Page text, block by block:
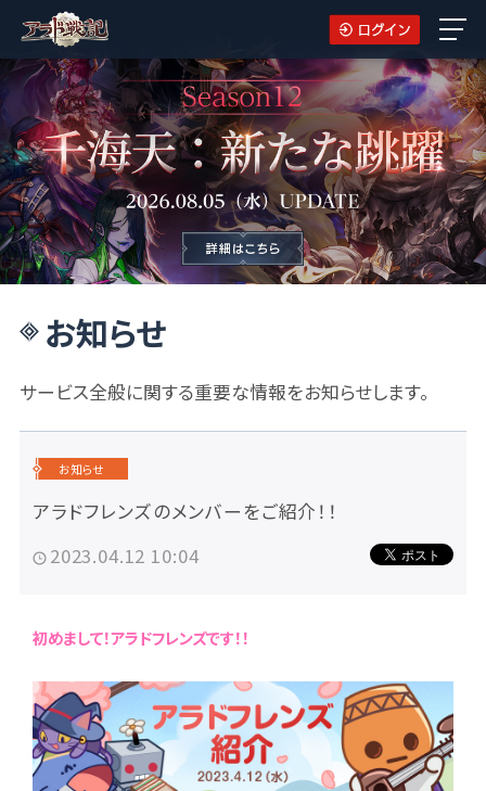
お知らせ
サービス全般に関する重要な情報をお知らせします。
お知らせ
アラドフレンズのメンバーをご紹介！！
2023.04.12 10:04
初めまして！アラドフレンズです！！